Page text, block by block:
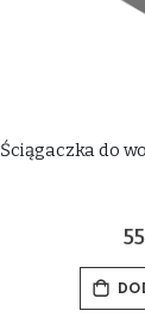
Ściągaczka do